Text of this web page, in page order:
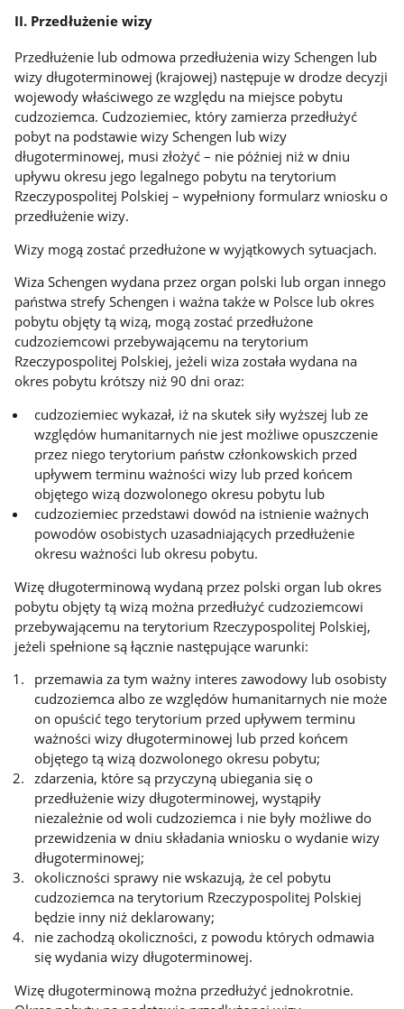
II. Przedłużenie wizy
Przedłużenie lub odmowa przedłużenia wizy Schengen lub
wizy długoterminowej (krajowej) następuje w drodze decyzji
wojewody właściwego ze względu na miejsce pobytu
cudzoziemca. Cudzoziemiec, który zamierza przedłużyć
pobyt na podstawie wizy Schengen lub wizy
długoterminowej, musi złożyć – nie później niż w dniu
upływu okresu jego legalnego pobytu na terytorium
Rzeczypospolitej Polskiej – wypełniony formularz wniosku o
przedłużenie wizy.
Wizy mogą zostać przedłużone w wyjątkowych sytuacjach.
Wiza Schengen wydana przez organ polski lub organ innego
państwa strefy Schengen i ważna także w Polsce lub okres
pobytu objęty tą wizą, mogą zostać przedłużone
cudzoziemcowi przebywającemu na terytorium
Rzeczypospolitej Polskiej, jeżeli wiza została wydana na
okres pobytu krótszy niż 90 dni oraz:
cudzoziemiec wykazał, iż na skutek siły wyższej lub ze
względów humanitarnych nie jest możliwe opuszczenie
przez niego terytorium państw członkowskich przed
upływem terminu ważności wizy lub przed końcem
objętego wizą dozwolonego okresu pobytu lub
cudzoziemiec przedstawi dowód na istnienie ważnych
powodów osobistych uzasadniających przedłużenie
okresu ważności lub okresu pobytu.
Wizę długoterminową wydaną przez polski organ lub okres
pobytu objęty tą wizą można przedłużyć cudzoziemcowi
przebywającemu na terytorium Rzeczypospolitej Polskiej,
jeżeli spełnione są łącznie następujące warunki:
przemawia za tym ważny interes zawodowy lub osobisty
cudzoziemca albo ze względów humanitarnych nie może
on opuścić tego terytorium przed upływem terminu
ważności wizy długoterminowej lub przed końcem
objętego tą wizą dozwolonego okresu pobytu;
zdarzenia, które są przyczyną ubiegania się o
przedłużenie wizy długoterminowej, wystąpiły
niezależnie od woli cudzoziemca i nie były możliwe do
przewidzenia w dniu składania wniosku o wydanie wizy
długoterminowej;
okoliczności sprawy nie wskazują, że cel pobytu
cudzoziemca na terytorium Rzeczypospolitej Polskiej
będzie inny niż deklarowany;
nie zachodzą okoliczności, z powodu których odmawia
się wydania wizy długoterminowej.
Wizę długoterminową można przedłużyć jednokrotnie.